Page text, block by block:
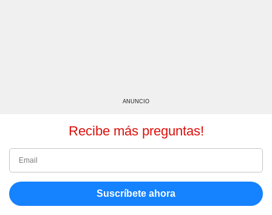
ANUNCIO
Recibe más preguntas!
Suscríbete ahora